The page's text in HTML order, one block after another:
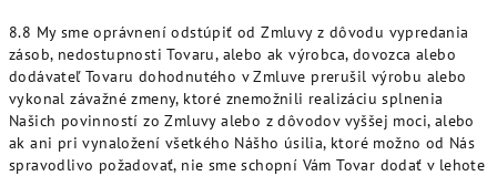
8.8 My sme oprávnení odstúpiť od Zmluvy z dôvodu vypredania
zásob, nedostupnosti Tovaru, alebo ak výrobca, dovozca alebo
dodávateľ Tovaru dohodnutého v Zmluve prerušil výrobu alebo
vykonal závažné zmeny, ktoré znemožnili realizáciu splnenia
Našich povinností zo Zmluvy alebo z dôvodov vyššej moci, alebo
ak ani pri vynaložení všetkého Nášho úsilia, ktoré možno od Nás
spravodlivo požadovať, nie sme schopní Vám Tovar dodať v lehote